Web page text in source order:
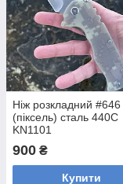
Ніж розкладний #646
(піксель) сталь 440С
KN1101
900 ₴
Купити